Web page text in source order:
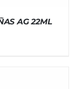
AG 22ML